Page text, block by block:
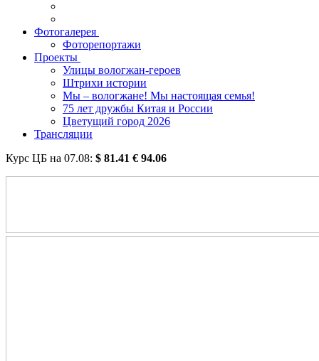
Фотогалерея
Фоторепортажи
Проекты
Улицы вологжан-героев
Штрихи истории
Мы – вологжане! Мы настоящая семья!
75 лет дружбы Китая и России
Цветущий город 2026
Трансляции
Курс ЦБ на 07.08: $ 81.41 € 94.06